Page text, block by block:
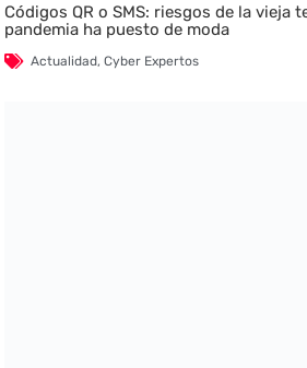
Códigos QR o SMS: riesgos de la vieja
pandemia ha puesto de moda
Actualidad,Cyber Expertos